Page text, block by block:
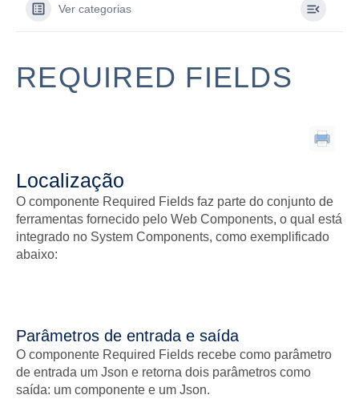
Ver categorias
REQUIRED FIELDS
Localização
O componente Required Fields faz parte do conjunto de
ferramentas fornecido pelo Web Components, o qual está
integrado no System Components, como exemplificado
abaixo:
Parâmetros de entrada e saída
O componente Required Fields recebe como parâmetro
de entrada um Json e retorna dois parâmetros como
saída: um componente e um Json.